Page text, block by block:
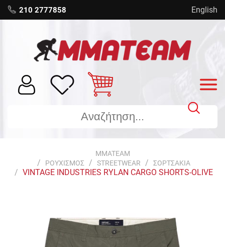
210 2777858 English
MMATEAM
ΡΟΥΧΙΣΜΟΣ
STREETWEAR ΣΟΡΤΣΑΚΙΑ
VINTAGE INDUSTRIES RYLAN CARGO SHORTS-OLIVE